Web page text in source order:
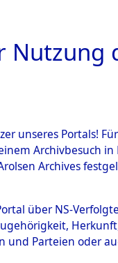
von
unseres Portals!
Archivbesuch
Archives
über NS-
und Parteien oder